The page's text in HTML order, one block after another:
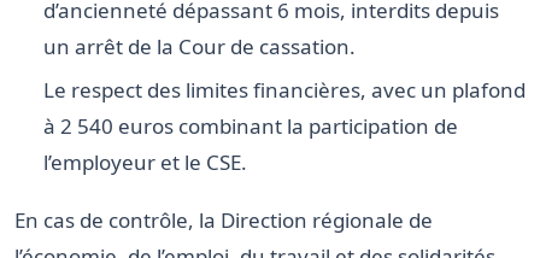
d’ancienneté dépassant 6 mois, interdits depuis
un arrêt de la Cour de cassation.
Le respect des limites financières, avec un plafond
à 2 540 euros combinant la participation de
l’employeur et le CSE.
En cas de contrôle, la Direction régionale de